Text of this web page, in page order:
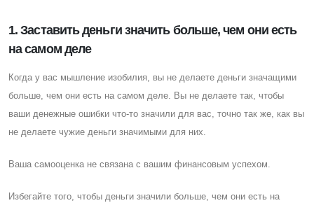
1. Заставить деньги значить больше, чем они есть
на самом деле
Когда у вас мышление изобилия, вы не делаете деньги значащими
больше, чем они есть на самом деле. Вы не делаете так, чтобы
ваши денежные ошибки что-то значили для вас, точно так же, как вы
не делаете чужие деньги значимыми для них.
Ваша самооценка не связана с вашим финансовым успехом.
Избегайте того, чтобы деньги значили больше, чем они есть на